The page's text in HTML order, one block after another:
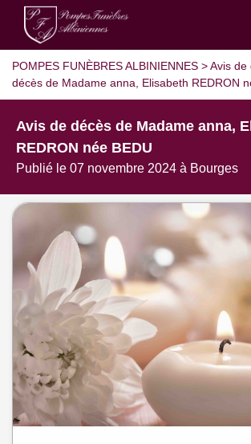
POMPES FUNÈBRES ALBINIENNES >Avis de
décès de Madame anna, Elisabeth REDRON
Avis de décès de Madame anna,
REDRON née BEDU
Publié le 07 novembre 2024 à Bourges